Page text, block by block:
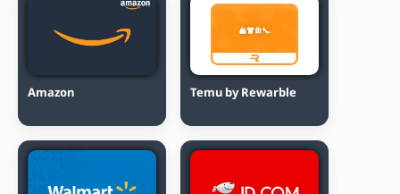
Amazon Temu by Rewarble